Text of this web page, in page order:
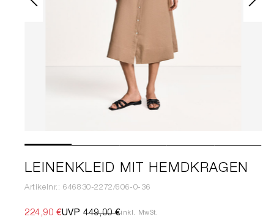
LEINENKLEID MIT HEMDKRAGEN
Artikelnr.: 646830-2272/606-0-36
224,90 €UVP449,00 €inkl. MwSt.